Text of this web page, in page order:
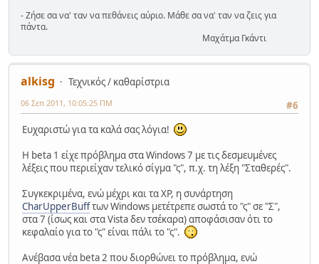
- Ζήσε σα να' ταν να πεθάνεις αύριο. Μάθε σα να' ταν να ζεις για
πάντα.
Μαχάτμα Γκάντι
alkisg
Τεχνικός / καθαρίστρια
#6
06 Σεπ 2011, 10:05:25 ΠΜ
Ευχαριστώ για τα καλά σας λόγια!
Η beta 1 είχε πρόβλημα στα Windows 7 με τις δεσμευμένες
λέξεις που περιείχαν τελικό σίγμα "ς", π.χ. τη λέξη "Σταθερές".
Συγκεκριμένα, ενώ μέχρι και τα XP, η συνάρτηση
CharUpperBuffτων Windows μετέτρεπε σωστά το "ς" σε "Σ",
στα 7 (ίσως και στα Vista δεν τσέκαρα) αποφάσισαν ότι το
κεφαλαίο για το "ς" είναι πάλι το "ς".
Ανέβασα νέα beta 2 που διορθώνει το πρόβλημα, ενώ